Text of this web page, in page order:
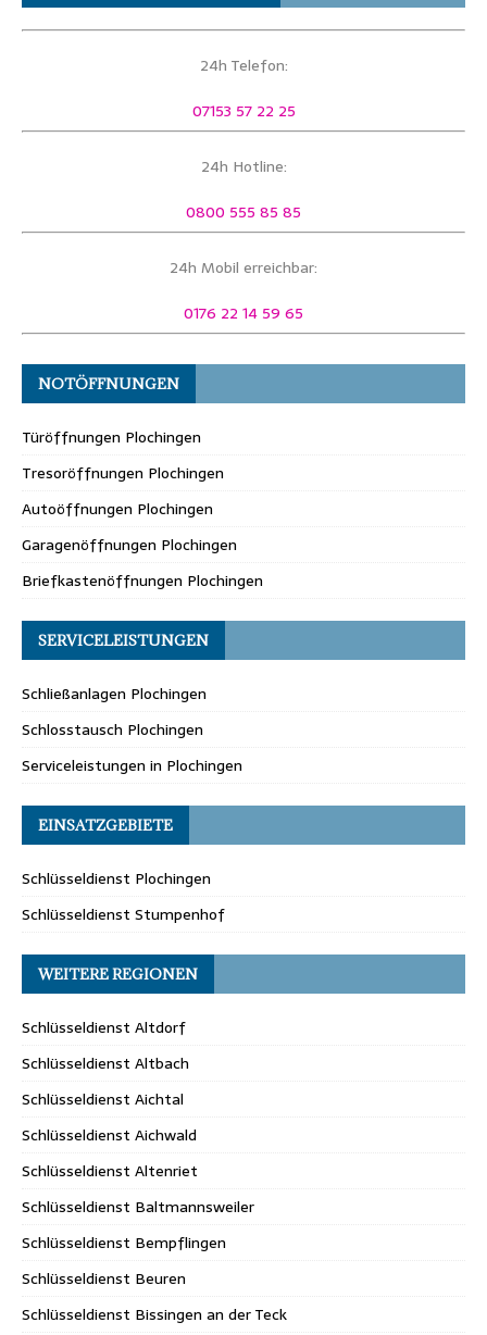
24h Telefon:
07153 57 22 25
24h Hotline:
0800 555 85 85
24h Mobil erreichbar:
0176 22 14 59 65
NOTÖFFNUNGEN
Türöffnungen Plochingen
Tresoröffnungen Plochingen
Autoöffnungen Plochingen
Garagenöffnungen Plochingen
Briefkastenöffnungen Plochingen
SERVICELEISTUNGEN
Schließanlagen Plochingen
Schlosstausch Plochingen
Serviceleistungen in Plochingen
EINSATZGEBIETE
Schlüsseldienst Plochingen
Schlüsseldienst Stumpenhof
WEITERE REGIONEN
Schlüsseldienst Altdorf
Schlüsseldienst Altbach
Schlüsseldienst Aichtal
Schlüsseldienst Aichwald
Schlüsseldienst Altenriet
Schlüsseldienst Baltmannsweiler
Schlüsseldienst Bempflingen
Schlüsseldienst Beuren
Schlüsseldienst Bissingen an der Teck